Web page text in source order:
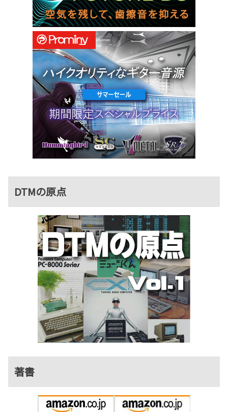
DTMの原点
著書